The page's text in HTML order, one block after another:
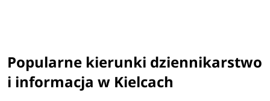
Popularne kierunki dziennikarstwo
i informacja w Kielcach